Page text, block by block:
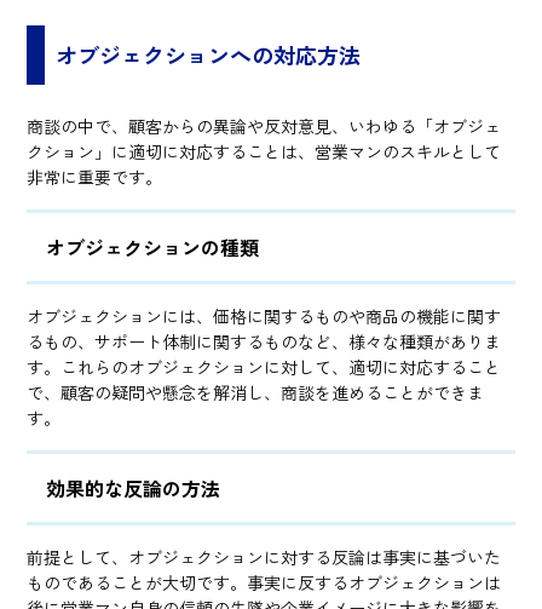
オブジェクションへの対応方法
商談の中で、顧客からの異論や反対意見、いわゆる「オブジェ
クション」に適切に対応することは、営業マンのスキルとして
非常に重要です。
オブジェクションの種類
オブジェクションには、価格に関するものや商品の機能に関す
るもの、サポート体制に関するものなど、様々な種類がありま
す。これらのオブジェクションに対して、適切に対応すること
で、顧客の疑問や懸念を解消し、商談を進めることができま
す。
効果的な反論の方法
前提として、オブジェクションに対する反論は事実に基づいた
ものであることが大切です。事実に反するオブジェクションは